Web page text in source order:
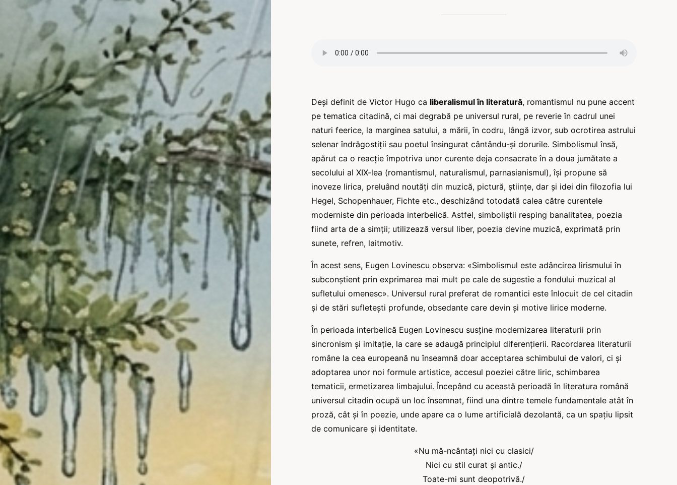
Deşi definit de Victor Hugo ca liberalismul în literatură, romantismul nu pune accent
pe tematica citadină, ci mai degrabă pe universul rural, pe reverie în cadrul unei
naturi feerice, la marginea satului, a mării, în codru, lângă izvor, sub ocrotirea astrului
selenar îndrăgostiţii sau poetul însingurat cântându-şi dorurile. Simbolismul însă,
apărut ca o reacţie împotriva unor curente deja consacrate în a doua jumătate a
secolului al XIX-lea (romantismul, naturalismul, parnasianismul), îşi propune să
inoveze lirica, preluând noutăţi din muzică, pictură, ştiinţe, dar şi idei din filozofia lui
Hegel, Schopenhauer, Fichte etc., deschizând totodată calea către curentele
moderniste din perioada interbelică. Astfel, simboliştii resping banalitatea, poezia
fiind arta de a simţii; utilizează versul liber, poezia devine muzică, exprimată prin
sunete, refren, laitmotiv.
În acest sens, Eugen Lovinescu observa: «Simbolismul este adâncirea lirismului în
subconştient prin exprimarea mai mult pe cale de sugestie a fondului muzical al
sufletului omenesc». Universul rural preferat de romantici este înlocuit de cel citadin
şi de stări sufleteşti profunde, obsedante care devin şi motive lirice moderne.
În perioada interbelică Eugen Lovinescu susţine modernizarea literaturii prin
sincronism şi imitaţie, la care se adaugă principiul diferenţierii. Racordarea literaturii
române la cea europeană nu înseamnă doar acceptarea schimbului de valori, ci şi
adoptarea unor noi formule artistice, accesul poeziei către liric, schimbarea
tematicii, ermetizarea limbajului. Începând cu această perioadă în literatura română
universul citadin ocupă un loc însemnat, fiind una dintre temele fundamentale atât în
proză, cât şi în poezie, unde apare ca o lume artificială dezolantă, ca un spaţiu lipsit
de comunicare şi identitate.
«Nu mă-ncântaţi nici cu clasici/
Nici cu stil curat şi antic./
Toate-mi sunt deopotrivă./